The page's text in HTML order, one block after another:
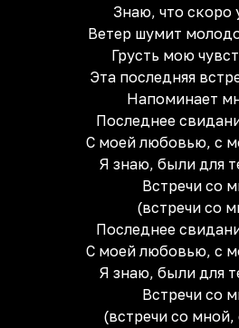
Знаю, что скоро
Ветер шумит
Грусть мою
Эта последняя
Напоминает
Последнее
С моей любовью, с
Я знаю, были для
Встречи со
(встречи со
Последнее
С моей любовью, с
Я знаю, были для
Встречи со
(встречи со